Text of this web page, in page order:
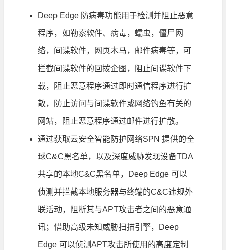
Deep Edge 防病毒功能用于检测并阻止恶意
程序，如勒索软件、病毒，蠕虫，僵尸网
络，间谍软件，网页木马，邮件病毒等，可
拦截间谍软件的回拨企图，阻止间谍软件下
载，阻止恶意程序通过即时通信程序进行扩
散，防止访问与间谍软件或网络钓鱼有关的
网站，阻止恶意程序通过邮件进行扩散。
通过获取云安全智能防护网络SPN 提供的全
球C&C黑名单，以及深度威胁发现设备TDA
共享的本地C&C黑名单，Deep Edge 可以
侦测并拦截本地服务器与终端的C&C违规外
联活动，阻断其与APT攻击者之间的恶意通
讯；借助高级未知威胁扫描引擎，Deep
Edge 可以侦测APT攻击所使用的高度定制